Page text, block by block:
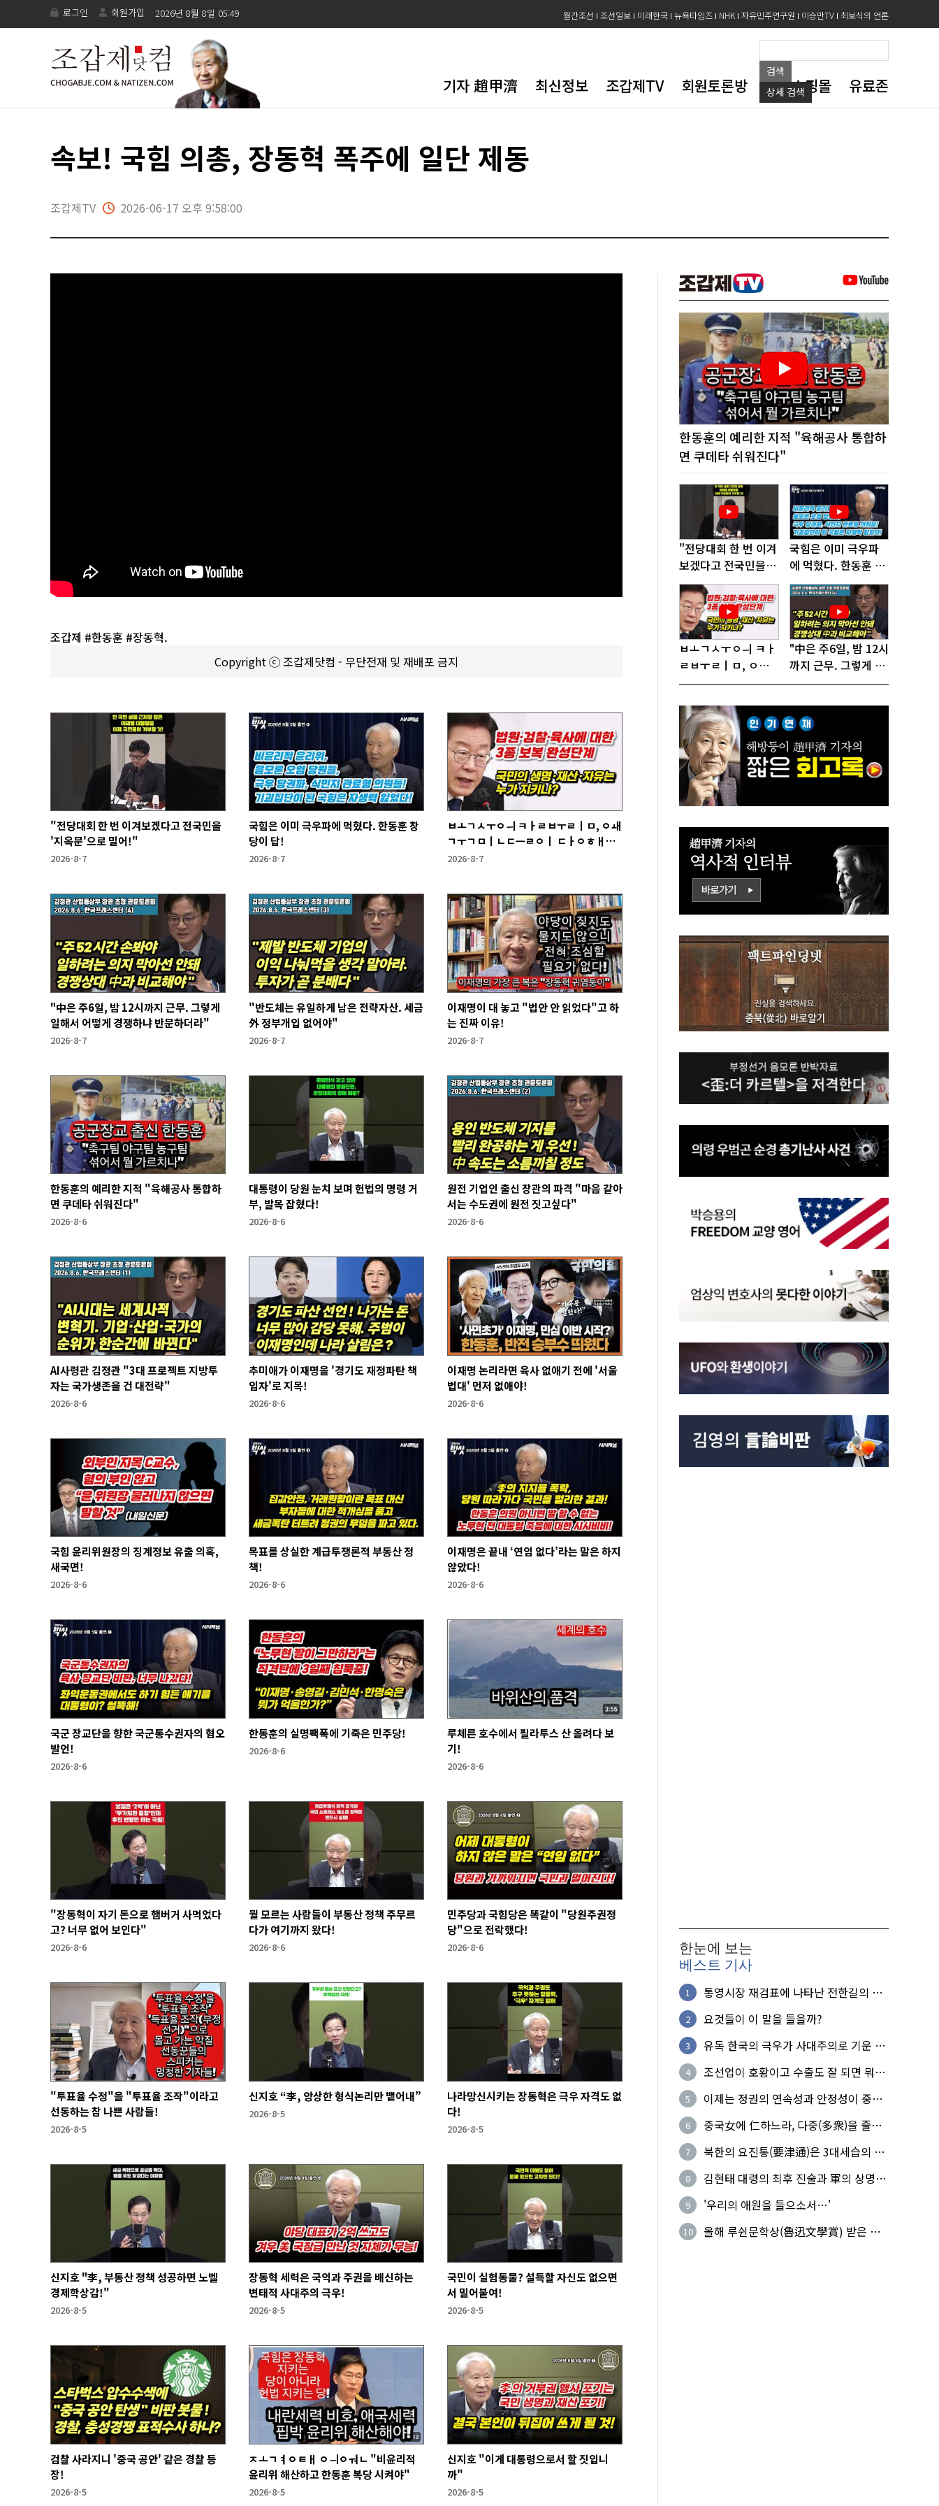
로그인 회원가입 2026년 8월 8일 05:49 월간조선 조선일보 미래한국 뉴욕타임즈 NHK 자유민주연구원 이승만TV 최보식의 언론
검색
상세 검색
기자 趙甲濟 최신정보 조갑제TV 회원토론방 도서쇼핑몰 유료존
속보! 국힘 의총, 장동혁 폭주에 일단 제동
조갑제TV 2026-06-17 오후 9:58:00
조갑제 #한동훈 #장동혁.
Copyright ⓒ 조갑제닷컴 - 무단전재 및 재배포 금지
"전당대회 한 번 이겨보겠다고 전국민을
'지옥문'으로 밀어!"
2026-8-7
국힘은 이미 극우파에 먹혔다. 한동훈 창
당이 답!
2026-8-7
ㅂㅗㄱㅅㅜㅇㅢ ㅋㅏㄹㅂㅜㄹㅣㅁ, ㅇㅙ
ㄱㅜㄱㅁㅣㄴㄷㅡㄹㅇㅣ ㄷㅏㅇㅎㅐㅇ
ㅑ ㅎㅏㄴㅏ?
2026-8-7
"中은 주6일, 밤 12시까지 근무. 그렇게
일해서 어떻게 경쟁하냐 반문하더라"
2026-8-7
"반도체는 유일하게 남은 전략자산. 세금
外 정부개입 없어야"
2026-8-7
이재명이 대 놓고 "법안 안 읽었다"고 하
는 진짜 이유!
2026-8-7
한동훈의 예리한 지적 "육해공사 통합하
면 쿠데타 쉬워진다"
2026-8-6
대통령이 당원 눈치 보며 헌법의 명령 거
부, 발목 잡혔다!
2026-8-6
원전 기업인 출신 장관의 파격 "마음 같아
서는 수도권에 원전 짓고싶다"
2026-8-6
AI사령관 김정관 "3대 프로젝트 지방투
자는 국가생존을 건 대전략"
2026-8-6
추미애가 이재명을 '경기도 재정파탄 책
임자'로 지목!
2026-8-6
이재명 논리라면 육사 없애기 전에 '서울
법대' 먼저 없애야!
2026-8-6
국힘 윤리위원장의 징계정보 유출 의혹,
새국면!
2026-8-6
목표를 상실한 계급투쟁론적 부동산 정
책!
2026-8-6
이재명은 끝내 ‘연임 없다’라는 말은 하지
않았다!
2026-8-6
국군 장교단을 향한 국군통수권자의 혐오
발언!
2026-8-6
한동훈의 실명팩폭에 기죽은 민주당!
2026-8-6
루체른 호수에서 필라투스 산 올려다 보
기!
2026-8-6
"장동혁이 자기 돈으로 햄버거 사먹었다
고? 너무 없어 보인다"
2026-8-6
뭘 모르는 사람들이 부동산 정책 주무르
다가 여기까지 왔다!
2026-8-6
민주당과 국힘당은 똑같이 "당원주권정
당"으로 전락했다!
2026-8-6
"투표율 수정"을 "투표율 조작"이라고
선동하는 참 나쁜 사람들!
2026-8-5
신지호 “李, 앙상한 형식논리만 뱉어내”
2026-8-5
나라망신시키는 장동혁은 극우 자격도 없
다!
2026-8-5
신지호 "李, 부동산 정책 성공하면 노벨
경제학상감!"
2026-8-5
장동혁 세력은 국익과 주권을 배신하는
변태적 사대주의 극우!
2026-8-5
국민이 실험동물? 설득할 자신도 없으면
서 밀어붙여!
2026-8-5
검찰 사라지니 '중국 공안' 같은 경찰 등
장!
2026-8-5
ㅈㅗㄱㅕㅇㅌㅐ ㅇㅢㅇㅝㄴ "비윤리적
윤리위 해산하고 한동훈 복당 시켜야"
2026-8-5
신지호 "이게 대통령으로서 할 짓입니
까"
2026-8-5
한동훈의 예리한 지적 "육해공사 통합하
면 쿠데타 쉬워진다"
"전당대회 한 번 이겨
보겠다고 전국민을
'지옥문'으로 밀어!"
국힘은 이미 극우파
에 먹혔다. 한동훈 창
당이 답!
ㅂㅗㄱㅅㅜㅇㅢ ㅋㅏ
ㄹㅂㅜㄹㅣㅁ, ㅇㅙ
ㄱㅜㄱㅁㅣㄴㄷㅡㄹ
ㅎㅏㄴㅏ?
"中은 주6일, 밤 12시
까지 근무. 그렇게 일
해서 어떻게 경쟁하
한눈에 보는
베스트 기사
1
통영시장 재검표에 나타난 전한길의 무
2 요것들이 이 말을 들을까?
3
유독 한국의 극우가 사대주의로 기운 이
4
조선업이 호황이고 수출도 잘 되면 뭐하
5
이제는 정권의 연속성과 안정성이 중요
6
중국女에 仁하느라, 다중(多衆)을 줄세
7
북한의 요진통(要津通)은 3대세습의 사
8
김현태 대령의 최후 진술과 軍의 상명하
9 '우리의 애원을 들으소서…'
10
올해 루쉰문학상(魯迅文學賞) 받은 왕